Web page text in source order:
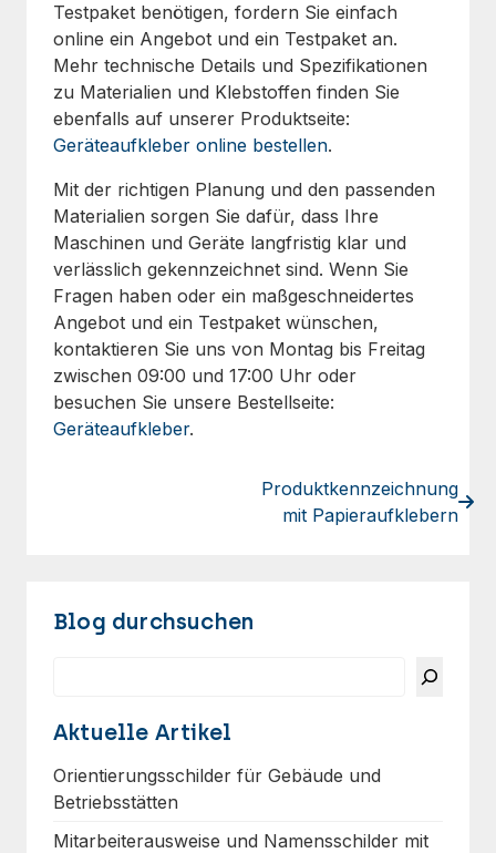
Testpaket benötigen, fordern Sie einfach
online ein Angebot und ein Testpaket an.
Mehr technische Details und Spezifikationen
zu Materialien und Klebstoffen finden Sie
ebenfalls auf unserer Produktseite:
Geräteaufkleber online bestellen.
Mit der richtigen Planung und den passenden
Materialien sorgen Sie dafür, dass Ihre
Maschinen und Geräte langfristig klar und
verlässlich gekennzeichnet sind. Wenn Sie
Fragen haben oder ein maßgeschneidertes
Angebot und ein Testpaket wünschen,
kontaktieren Sie uns von Montag bis Freitag
zwischen 09:00 und 17:00 Uhr oder
besuchen Sie unsere Bestellseite:
Geräteaufkleber.
Produktkennzeichnung
mit Papieraufklebern
Blog durchsuchen
Aktuelle Artikel
Orientierungsschilder für Gebäude und
Betriebsstätten
Mitarbeiterausweise und Namensschilder mit